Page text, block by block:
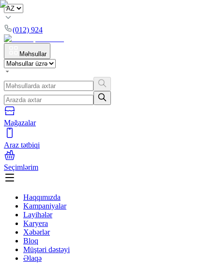
(012) 924
Məhsullar
Mağazalar
Araz tətbiqi
Seçimlərim
Haqqımızda
Kampaniyalar
Layihələr
Karyera
Xəbərlər
Bloq
Müştəri dəstəyi
Əlaqə